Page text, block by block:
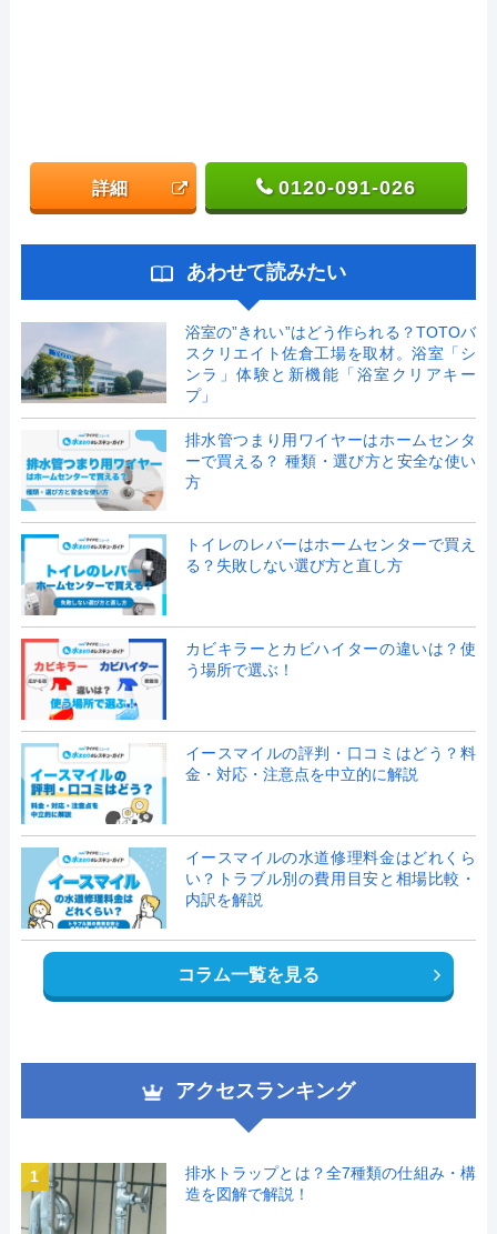
詳細 0120-091-026
あわせて読みたい
浴室の”きれい”はどう作られる？TOTOバ
スクリエイト佐倉工場を取材。浴室「シ
ンラ」体験と新機能「浴室クリアキー
プ」
排水管つまり用ワイヤーはホームセンタ
ーで買える？ 種類・選び方と安全な使い
方
トイレのレバーはホームセンターで買え
る？失敗しない選び方と直し方
カビキラーとカビハイターの違いは？使
う場所で選ぶ！
イースマイルの評判・口コミはどう？料
金・対応・注意点を中立的に解説
イースマイルの水道修理料金はどれくら
い？トラブル別の費用目安と相場比較・
内訳を解説
コラム一覧を見る
アクセスランキング
1
排水トラップとは？全7種類の仕組み・構
造を図解で解説！